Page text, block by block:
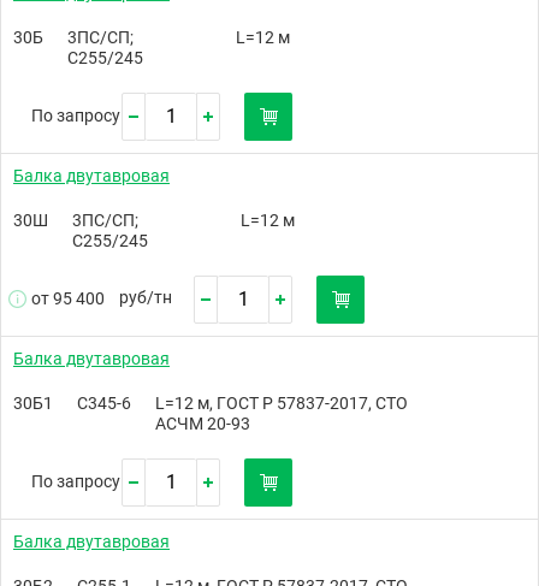
30Б
3ПС/СП;
С255/245
L=12 м
По запросу
Балка двутавровая
30Ш
3ПС/СП;
С255/245
L=12 м
от 95 400 руб/тн
Балка двутавровая
30Б1 С345-6
L=12 м, ГОСТ Р 57837-2017, СТО
АСЧМ 20-93
По запросу
Балка двутавровая